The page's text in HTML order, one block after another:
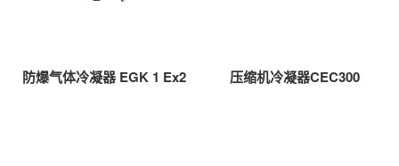
防爆气体冷凝器 EGK 1 Ex2 压缩机冷凝器CEC300